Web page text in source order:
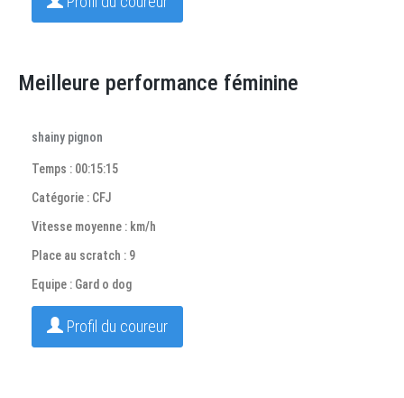
Meilleure performance féminine
shainy pignon
Temps : 00:15:15
Catégorie : CFJ
Vitesse moyenne : km/h
Place au scratch : 9
Equipe : Gard o dog
Profil du coureur